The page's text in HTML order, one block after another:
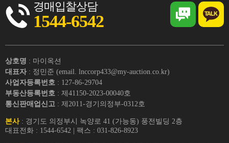
경매입찰상담
1544-6542
상호명 : 마이옥션
대표자 : 정민준 (email. lnccorp433@my-auction.co.kr)
사업자등록번호 : 127-86-29704
부동산등록번호 : 제41150-2023-00040호
통신판매업신고 : 제2011-경기의정부-0312호
본사: 경기도 의정부시 녹양로 41 (가능동) 풍전빌딩 2층
대표전화 : 1544-6542 | 팩스 : 031-826-8923